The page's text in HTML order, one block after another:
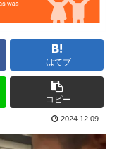
はてブ
コピー
2024.12.09